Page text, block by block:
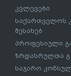
კვლევები
საქართველოს
შესახებ
პროფესიული
ზრდასრულთა
საჯარო